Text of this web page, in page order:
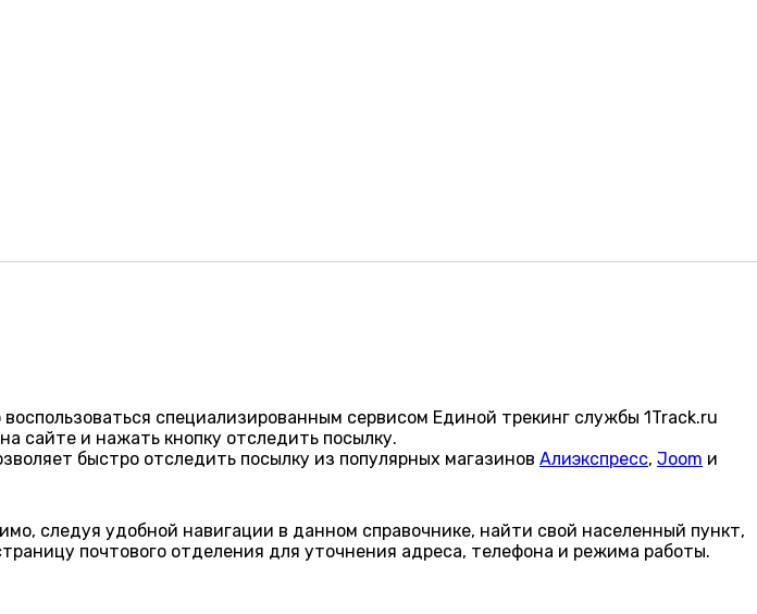
специализированным сервисом Единой трекинг службы 1Track.ru
сайте и нажать кнопку отследить посылку.
быстро отследить посылку из популярных магазинов Алиэкспресс, Joom и
следуя удобной навигации в данном справочнике, найти свой населенный пункт,
почтового отделения для уточнения адреса, телефона и режима работы.